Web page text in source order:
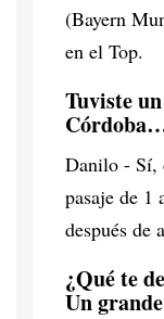
(Bayern
en el Top.
Tuviste
Danilo - Sí,
pasaje de 1
después de
¿Qué te
Un